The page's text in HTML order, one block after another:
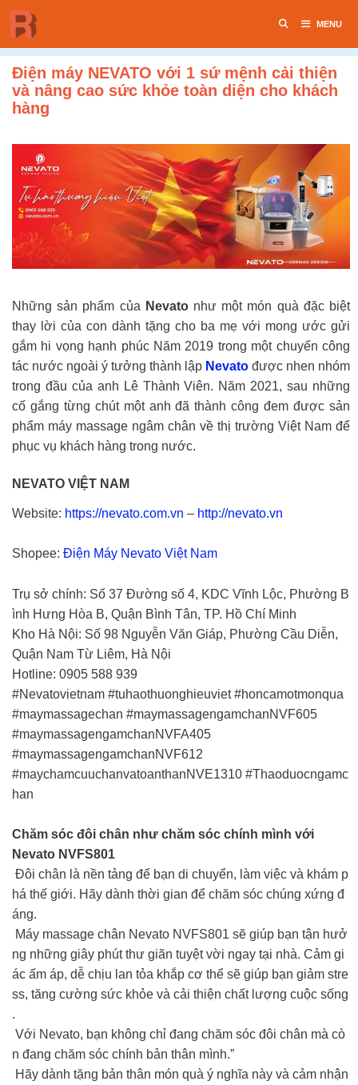
Chuyển
đến
nội
dung
MENU
Điện máy NEVATO với 1 sứ mệnh cải thiện
và nâng cao sức khỏe toàn diện cho khách
hàng
Những sản phẩm của Nevatonhư một món quà đặc biệt
thay lời của con dành tặng cho ba mẹ với mong ước gửi
gắm hi vọng hạnh phúc Năm 2019 trong một chuyến công
tác nước ngoài ý tưởng thành lập Nevato được nhen nhóm
trong đầu của anh Lê Thành Viên. Năm 2021, sau những
cố gắng từng chút một anh đã thành công đem được sản
phẩm máy massage ngâm chân về thị trường Việt Nam để
phục vụ khách hàng trong nước.
NEVATO VIỆT NAM
Website: https://nevato.com.vn – http://nevato.vn
Shopee: Điện Máy Nevato Việt Nam
Trụ sở chính: Số 37 Đường số 4, KDC Vĩnh Lộc, Phường B
ình Hưng Hòa B, Quận Bình Tân, TP. Hồ Chí Minh
Kho Hà Nội: Số 98 Nguyễn Văn Giáp, Phường Cầu Diễn,
Quận Nam Từ Liêm, Hà Nội
Hotline: 0905 588 939
#Nevatovietnam #tuhaothuonghieuviet #honcamotmonqua
#maymassagechan #maymassagengamchanNVF605
#maymassagengamchanNVFA405
#maymassagengamchanNVF612
#maychamcuuchanvatoanthanNVE1310 #Thaoduocngamc
han
Chăm sóc đôi chân như chăm sóc chính mình với
Nevato NVFS801
Đôi chân là nền tảng để bạn di chuyển, làm việc và khám p
há thế giới. Hãy dành thời gian để chăm sóc chúng xứng đ
áng.
Máy massage chân Nevato NVFS801 sẽ giúp bạn tận hưở
ng những giây phút thư giãn tuyệt vời ngay tại nhà. Cảm gi
ác ấm áp, dễ chịu lan tỏa khắp cơ thể sẽ giúp bạn giảm stre
ss, tăng cường sức khỏe và cải thiện chất lượng cuộc sống
.
Với Nevato, bạn không chỉ đang chăm sóc đôi chân mà cò
n đang chăm sóc chính bản thân mình.”
Hãy dành tặng bản thân món quà ý nghĩa này và cảm nhận